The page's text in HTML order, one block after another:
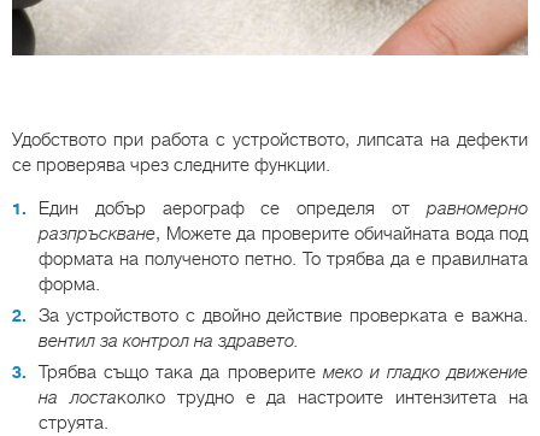
Удобството при работа с устройството, липсата на дефекти
се проверява чрез следните функции.
Един добър аерограф се определя от равномерно
разпръскване, Можете да проверите обичайната вода под
формата на полученото петно. То трябва да е правилната
форма.
За устройството с двойно действие проверката е важна.
вентил за контрол на здравето.
Трябва също така да проверите меко и гладко движение
на лостаколко трудно е да настроите интензитета на
струята.